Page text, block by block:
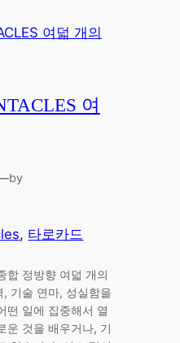
여
by
, 타로카드
합 정방향 여덟 개의
기술 연마, 성실함을
떤 일에 집중해서 열
운 것을 배우거나, 기